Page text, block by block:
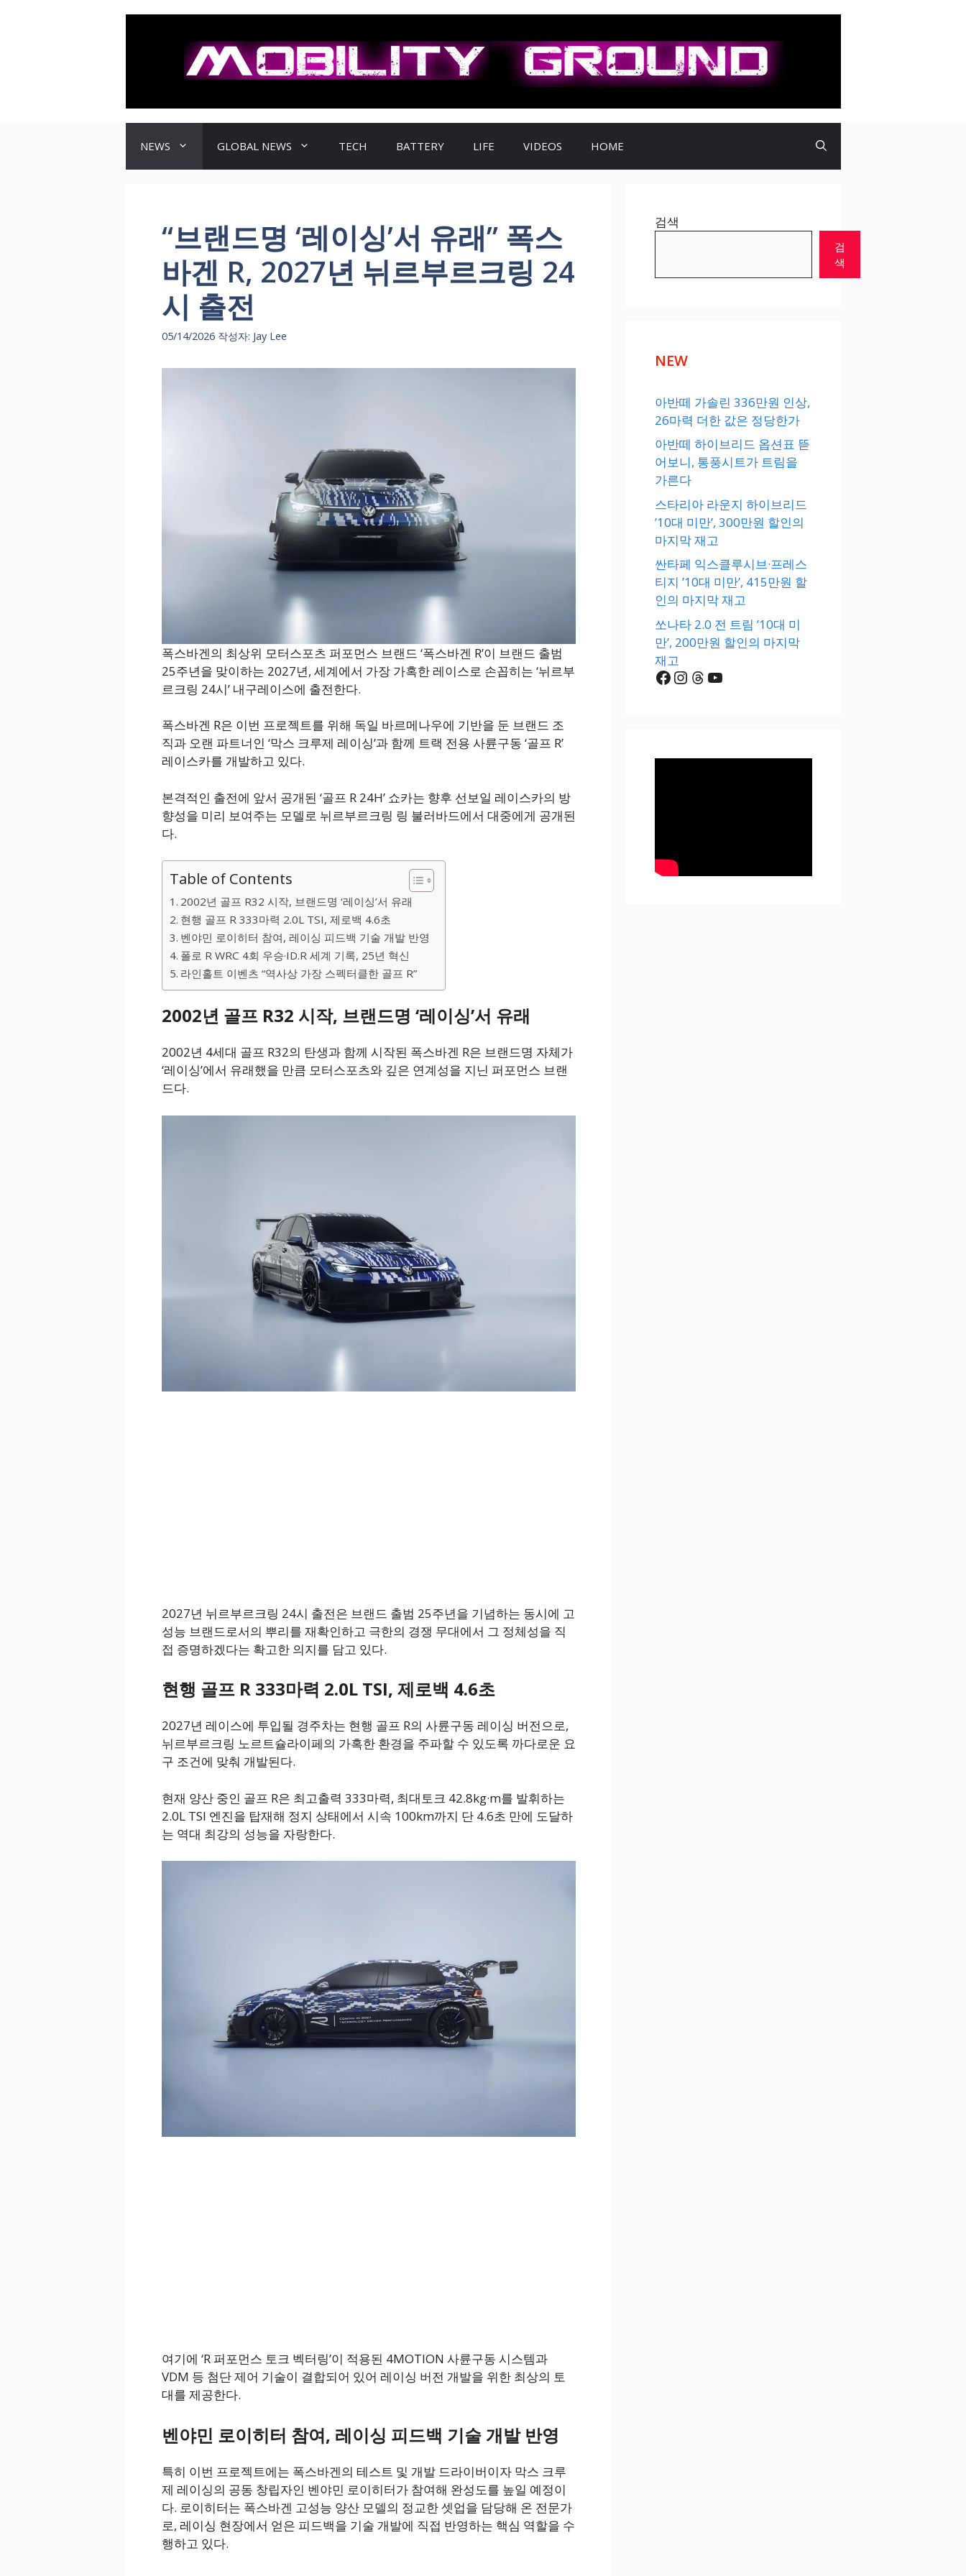
NEWS GLOBAL NEWS TECH BATTERY LIFE VIDEOS HOME
“브랜드명 ‘레이싱’서 유래” 폭스
바겐 R, 2027년 뉘르부르크링 24
시 출전
05/14/2026 작성자: Jay Lee
폭스바겐의 최상위 모터스포츠 퍼포먼스 브랜드 ‘폭스바겐 R’이 브랜드 출범
25주년을 맞이하는 2027년, 세계에서 가장 가혹한 레이스로 손꼽히는 ‘뉘르부
르크링 24시’ 내구레이스에 출전한다.
폭스바겐 R은 이번 프로젝트를 위해 독일 바르메나우에 기반을 둔 브랜드 조
직과 오랜 파트너인 ‘막스 크루제 레이싱’과 함께 트랙 전용 사륜구동 ‘골프 R’
레이스카를 개발하고 있다.
본격적인 출전에 앞서 공개된 ‘골프 R 24H’ 쇼카는 향후 선보일 레이스카의 방
향성을 미리 보여주는 모델로 뉘르부르크링 링 불러바드에서 대중에게 공개된
다.
Table of Contents
2002년 골프 R32 시작, 브랜드명 ‘레이싱’서 유래
현행 골프 R 333마력 2.0L TSI, 제로백 4.6초
벤야민 로이히터 참여, 레이싱 피드백 기술 개발 반영
폴로 R WRC 4회 우승·ID.R 세계 기록, 25년 혁신
라인홀트 이벤츠 “역사상 가장 스펙터클한 골프 R”
2002년 골프 R32 시작, 브랜드명 ‘레이싱’서 유래
2002년 4세대 골프 R32의 탄생과 함께 시작된 폭스바겐 R은 브랜드명 자체가
‘레이싱’에서 유래했을 만큼 모터스포츠와 깊은 연계성을 지닌 퍼포먼스 브랜
드다.
2027년 뉘르부르크링 24시 출전은 브랜드 출범 25주년을 기념하는 동시에 고
성능 브랜드로서의 뿌리를 재확인하고 극한의 경쟁 무대에서 그 정체성을 직
접 증명하겠다는 확고한 의지를 담고 있다.
현행 골프 R 333마력 2.0L TSI, 제로백 4.6초
2027년 레이스에 투입될 경주차는 현행 골프 R의 사륜구동 레이싱 버전으로,
뉘르부르크링 노르트슐라이페의 가혹한 환경을 주파할 수 있도록 까다로운 요
구 조건에 맞춰 개발된다.
현재 양산 중인 골프 R은 최고출력 333마력, 최대토크 42.8kg·m를 발휘하는
2.0L TSI 엔진을 탑재해 정지 상태에서 시속 100km까지 단 4.6초 만에 도달하
는 역대 최강의 성능을 자랑한다.
여기에 ‘R 퍼포먼스 토크 벡터링’이 적용된 4MOTION 사륜구동 시스템과
VDM 등 첨단 제어 기술이 결합되어 있어 레이싱 버전 개발을 위한 최상의 토
대를 제공한다.
벤야민 로이히터 참여, 레이싱 피드백 기술 개발 반영
특히 이번 프로젝트에는 폭스바겐의 테스트 및 개발 드라이버이자 막스 크루
제 레이싱의 공동 창립자인 벤야민 로이히터가 참여해 완성도를 높일 예정이
다. 로이히터는 폭스바겐 고성능 양산 모델의 정교한 셋업을 담당해 온 전문가
로, 레이싱 현장에서 얻은 피드백을 기술 개발에 직접 반영하는 핵심 역할을 수
행하고 있다.
검색
검
색
NEW
아반떼 가솔린 336만원 인상,
26마력 더한 값은 정당한가
아반떼 하이브리드 옵션표 뜯
어보니, 통풍시트가 트림을
가른다
스타리아 라운지 하이브리드
’10대 미만’, 300만원 할인의
마지막 재고
싼타페 익스클루시브·프레스
티지 ’10대 미만’, 415만원 할
인의 마지막 재고
쏘나타 2.0 전 트림 ’10대 미
만’, 200만원 할인의 마지막
재고
Facebook
Instagram
Threads
YouTube